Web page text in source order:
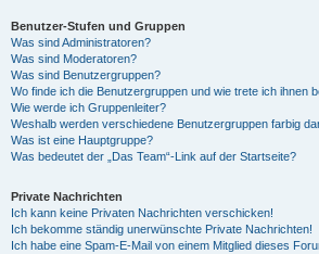
Benutzer-Stufen und Gruppen
Was sind Administratoren?
Was sind Moderatoren?
Was sind Benutzergruppen?
Wo finde ich die Benutzergruppen und wie trete ich ihnen
Wie werde ich Gruppenleiter?
Weshalb werden verschiedene Benutzergruppen farbig
Was ist eine Hauptgruppe?
Was bedeutet der „Das Team“-Link auf der Startseite?
Private Nachrichten
Ich kann keine Privaten Nachrichten verschicken!
Ich bekomme ständig unerwünschte Private Nachrichten!
Ich habe eine Spam-E-Mail von einem Mitglied dieses